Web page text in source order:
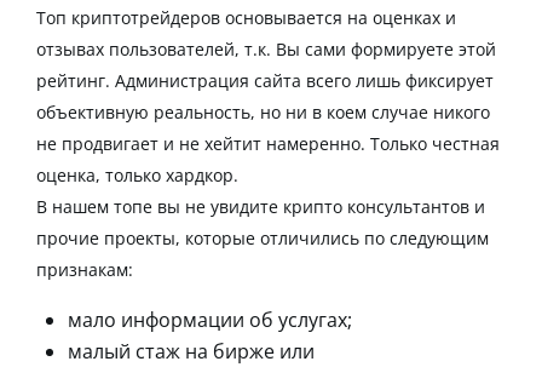
Топ криптотрейдеров основывается на оценках и
отзывах пользователей, т.к. Вы сами формируете этой
рейтинг. Администрация сайта всего лишь фиксирует
объективную реальность, но ни в коем случае никого
не продвигает и не хейтит намеренно. Только честная
оценка, только хардкор.
В нашем топе вы не увидите крипто консультантов и
прочие проекты, которые отличились по следующим
признакам:
мало информации об услугах;
малый стаж на бирже или